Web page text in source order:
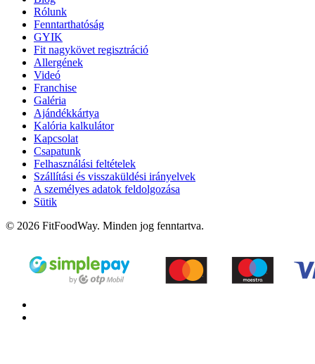
Rólunk
Fenntarthatóság
GYIK
Fit nagykövet regisztráció
Allergének
Videó
Franchise
Galéria
Ajándékkártya
Kalória kalkulátor
Kapcsolat
Csapatunk
Felhasználási feltételek
Szállítási és visszaküldési irányelvek
A személyes adatok feldolgozása
Sütik
© 2026 FitFoodWay. Minden jog fenntartva.